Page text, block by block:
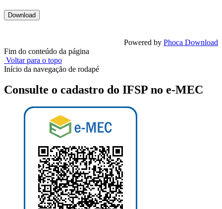
Powered by Phoca Download
Fim do conteúdo da página
Voltar para o topo
Início da navegação de rodapé
Consulte o cadastro do IFSP no e-MEC